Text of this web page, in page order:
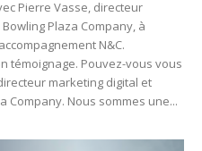
Pierre Vasse, directeur
Plaza Company, à
N&C.
témoignage. Pouvez-vous vous
marketing digital et
Company. Nous sommes une...